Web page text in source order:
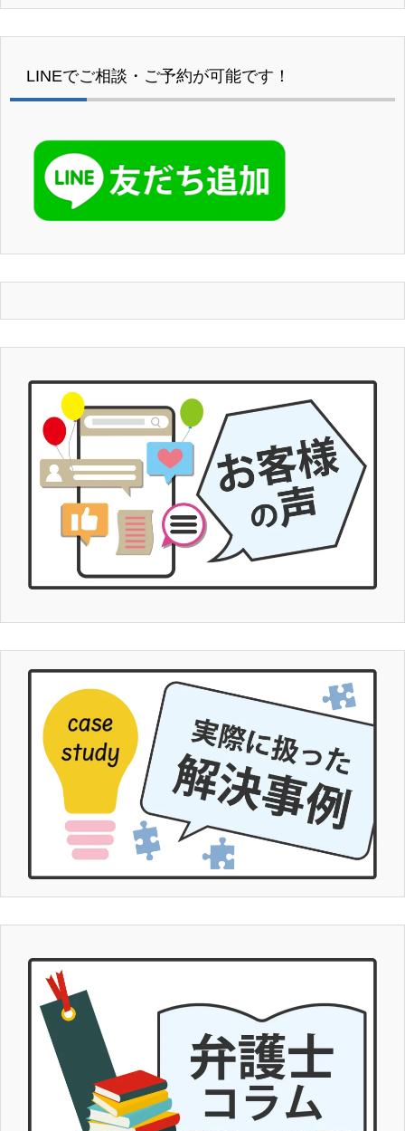
LINEでご相談・ご予約が可能です！